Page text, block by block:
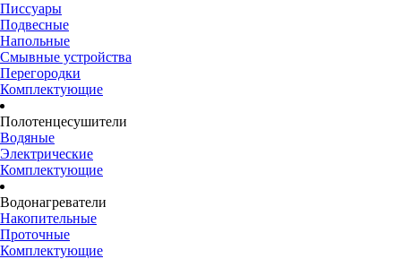
Писсуары
Подвесные
Напольные
Смывные устройства
Перегородки
Комплектующие
Полотенцесушители
Водяные
Электрические
Комплектующие
Водонагреватели
Накопительные
Проточные
Комплектующие